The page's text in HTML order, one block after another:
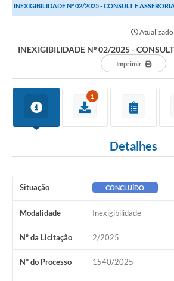
INEXIGIBILIDADE Nº 02/2025 - CONSULT E
INEXIGIBILIDADE Nº 02/2025 -
Imprimir
1
Detalhes
Situação CONCLUÍDO
Modalidade Inexigibilidade
Nº da Licitação 2/2025
Nº do Processo 1540/2025